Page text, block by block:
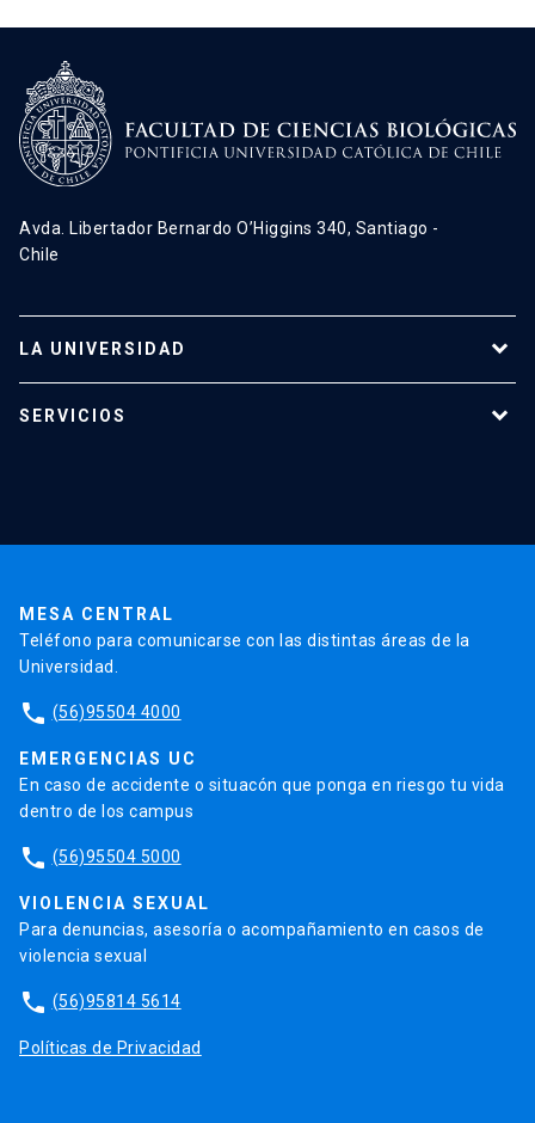
Avda. Libertador Bernardo O’Higgins 340, Santiago -
Chile
LA UNIVERSIDAD
Investigación
SERVICIOS
MESA CENTRAL
Teléfono para comunicarse con las distintas áreas de la
Universidad.
phone (56)95504 4000
EMERGENCIAS UC
En caso de accidente o situacón que ponga en riesgo tu vida
dentro de los campus
phone (56)95504 5000
VIOLENCIA SEXUAL
Para denuncias, asesoría o acompañamiento en casos de
violencia sexual
phone (56)95814 5614
Políticas de Privacidad